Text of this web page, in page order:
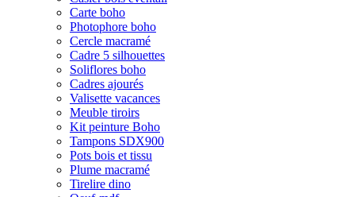
Carte boho
Photophore boho
Cercle macramé
Cadre 5 silhouettes
Soliflores boho
Cadres ajourés
Valisette vacances
Meuble tiroirs
Kit peinture Boho
Tampons SDX900
Pots bois et tissu
Plume macramé
Tirelire dino